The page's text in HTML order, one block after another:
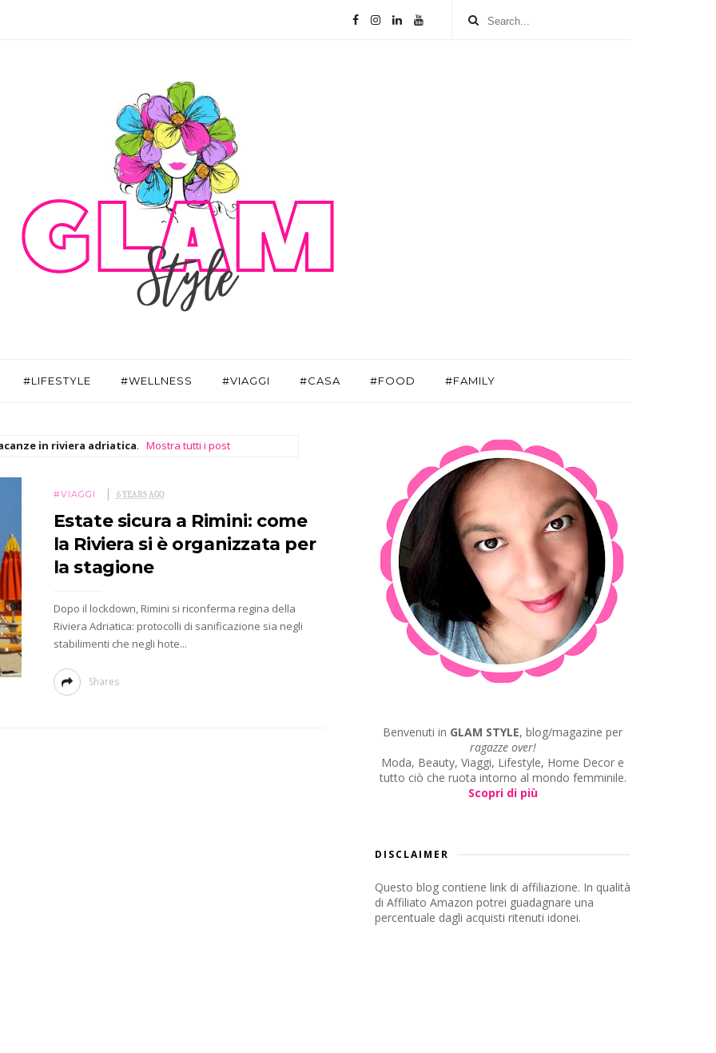
#LIFESTYLE #WELLNESS #VIAGGI #CASA #FOOD #FAMILY
in riviera adriatica. Mostra tutti i post
#VIAGGI 6 YEARS AGO
Estate sicura a Rimini: come
la Riviera si è organizzata per
la stagione
Dopo il lockdown, Rimini si riconferma regina della
Riviera Adriatica: protocolli di sanificazione sia negli
stabilimenti che negli hote...
Shares
Benvenuti in GLAM STYLE, blog/magazine per
ragazze over!
Moda, Beauty, Viaggi, Lifestyle, Home Decor e
tutto ciò che ruota intorno al mondo femminile.
Scopri di più
DISCLAIMER
Questo blog contiene link di affiliazione. In qualità
di Affiliato Amazon potrei guadagnare una
percentuale dagli acquisti ritenuti idonei.